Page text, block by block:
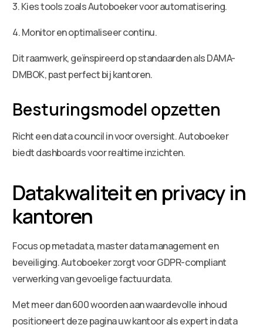
3. Kies tools zoals Autoboeker voor automatisering.
4. Monitor en optimaliseer continu.
Dit raamwerk, geïnspireerd op standaarden als DAMA-
DMBOK, past perfect bij kantoren.
Besturingsmodel opzetten
Richt een data council in voor oversight. Autoboeker
biedt dashboards voor realtime inzichten.
Datakwaliteit en privacy in
kantoren
Focus op metadata, master data management en
beveiliging. Autoboeker zorgt voor GDPR-compliant
verwerking van gevoelige factuurdata.
Met meer dan 600 woorden aan waardevolle inhoud
positioneert deze pagina uw kantoor als expert in data